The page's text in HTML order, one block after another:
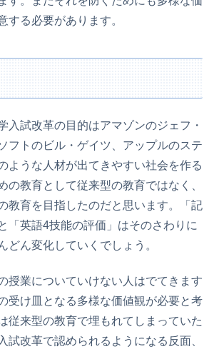
する必要があります。
入試改革の目的はアマゾンのジェフ・
フトのビル・ゲイツ、アップルのステ
ような人材が出てきやすい社会を作る
の教育として従来型の教育ではなく、
教育を目指したのだと思います。「記
「英語4技能の評価」はそのさわりに
どん変化していくでしょう。
授業についていけない人はでてきます
受け皿となる多様な価値観が必要と考
従来型の教育で埋もれてしまっていた
試改革で認められるようになる反面、